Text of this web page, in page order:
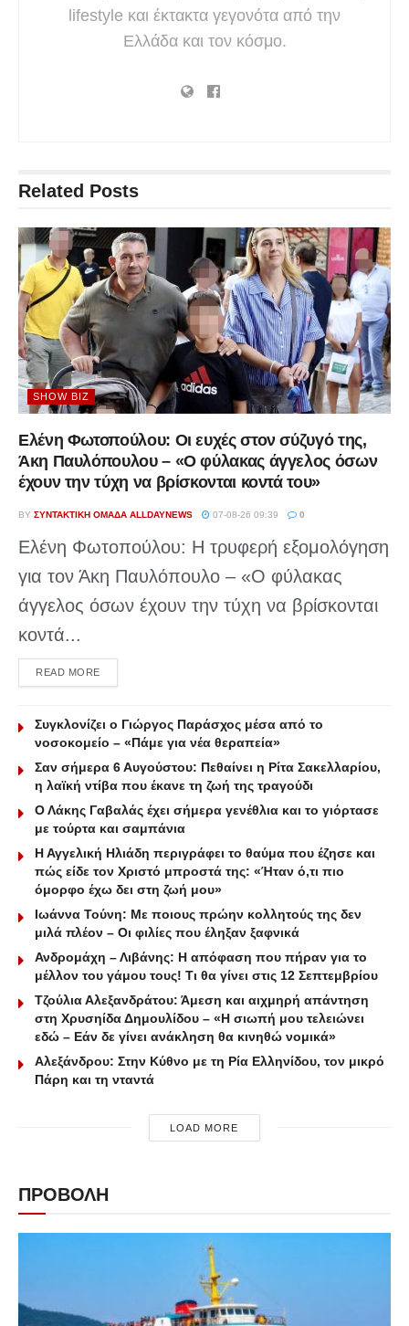
lifestyle και έκτακτα γεγονότα από την
Ελλάδα και τον κόσμο.
Related Posts
SHOW BIZ
Ελένη Φωτοπούλου: Οι ευχές στον σύζυγό της,
Άκη Παυλόπουλου – «Ο φύλακας άγγελος όσων
έχουν την τύχη να βρίσκονται κοντά του»
BY ΣΥΝΤΑΚΤΙΚΉ ΟΜΆΔΑ ALLDAYNEWS 07-08-26 09:39 0
Ελένη Φωτοπούλου: Η τρυφερή εξομολόγηση
για τον Άκη Παυλόπουλο – «Ο φύλακας
άγγελος όσων έχουν την τύχη να βρίσκονται
κοντά...
READ MOREDETAILS
Συγκλονίζει ο Γιώργος Παράσχος μέσα από το
νοσοκομείο – «Πάμε για νέα θεραπεία»
Σαν σήμερα 6 Αυγούστου: Πεθαίνει η Ρίτα Σακελλαρίου,
η λαϊκή ντίβα που έκανε τη ζωή της τραγούδι
Ο Λάκης Γαβαλάς έχει σήμερα γενέθλια και το γιόρτασε
με τούρτα και σαμπάνια
Η Αγγελική Ηλιάδη περιγράφει το θαύμα που έζησε και
πώς είδε τον Χριστό μπροστά της: «Ήταν ό,τι πιο
όμορφο έχω δει στη ζωή μου»
Ιωάννα Τούνη: Με ποιους πρώην κολλητούς της δεν
μιλά πλέον – Οι φιλίες που έληξαν ξαφνικά
Ανδρομάχη – Λιβάνης: Η απόφαση που πήραν για το
μέλλον του γάμου τους! Τι θα γίνει στις 12 Σεπτεμβρίου
Τζούλια Αλεξανδράτου: Άμεση και αιχμηρή απάντηση
στη Χρυσηίδα Δημουλίδου – «Η σιωπή μου τελειώνει
εδώ – Εάν δε γίνει ανάκληση θα κινηθώ νομικά»
Αλεξάνδρου: Στην Κύθνο με τη Ρία Ελληνίδου, τον μικρό
Πάρη και τη νταντά
LOAD MORE
ΠΡΟΒΟΛΗ